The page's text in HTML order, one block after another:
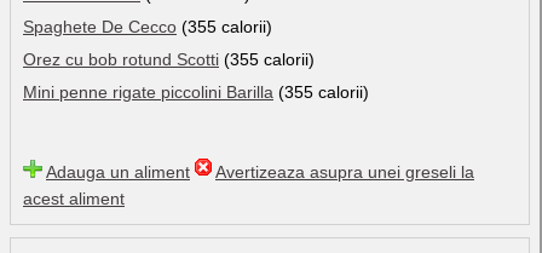
Spaghete De Cecco (355 calorii)
Orez cu bob rotund Scotti (355 calorii)
Mini penne rigate piccolini Barilla (355 calorii)
Adauga un aliment
Avertizeaza asupra unei greseli la
acest aliment